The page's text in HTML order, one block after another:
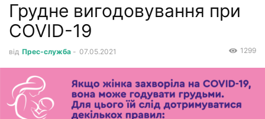
Новини
Грудне вигодовування при
COVID-19
від Прес-служба - 07.05.2021 1299